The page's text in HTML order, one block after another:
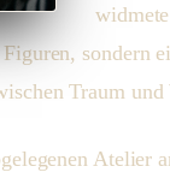
sondern
Traum
Atelier